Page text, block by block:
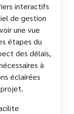
interactifs
de gestion
une vue
étapes du
des délais,
à
éclairées